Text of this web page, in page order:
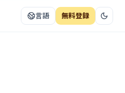
言語 無料登録